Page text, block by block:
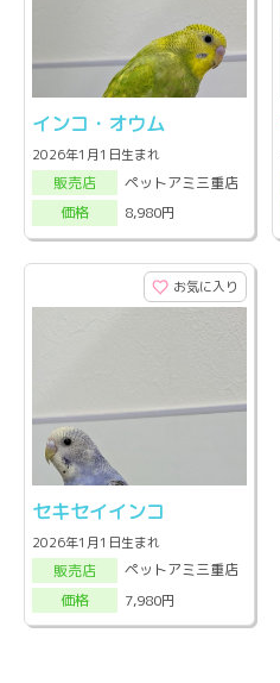
インコ・オウム
2026年1月1日生まれ
販売店
ペットアミ三重店
価格
8,980円
お気に入り
セキセイインコ
2026年1月1日生まれ
販売店
ペットアミ三重店
価格
7,980円